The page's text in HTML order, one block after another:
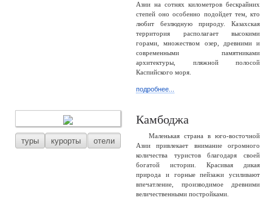
Азии на сотнях километров бескрайних
степей оно особенно подойдет тем, кто
любит безлюдную природу. Казахская
территория располагает высокими
горами, множеством озер, древними и
современными памятниками
архитектуры, пляжной полосой
Каспийского моря.
подробнее...
туры курорты отели
Камбоджа
Маленькая страна в юго-восточной
Азии привлекает внимание огромного
количества туристов благодаря своей
богатой истории. Красивая дикая
природа и горные пейзажи усиливают
впечатление, производимое древними
величественными постройками.